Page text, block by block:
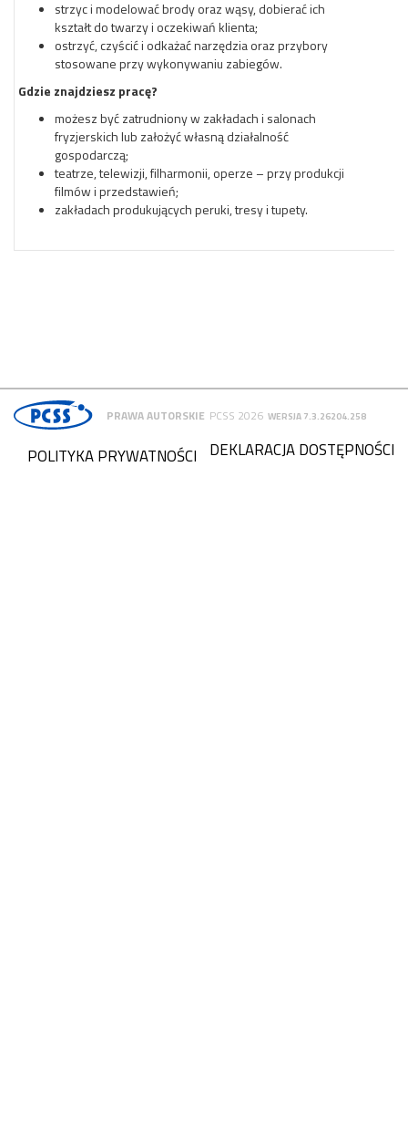
strzyc i modelować brody oraz wąsy, dobierać ich
kształt do twarzy i oczekiwań klienta;
ostrzyć, czyścić i odkażać narzędzia oraz przybory
stosowane przy wykonywaniu zabiegów.
Gdzie znajdziesz pracę?
możesz być zatrudniony w zakładach i salonach
fryzjerskich lub założyć własną działalność
gospodarczą;
teatrze, telewizji, filharmonii, operze – przy produkcji
filmów i przedstawień;
zakładach produkujących peruki, tresy i tupety.
PRAWA AUTORSKIE PCSS 2026 WERSJA 7.3.26204.258
DEKLARACJA DOSTĘPNOŚCI
POLITYKA PRYWATNOŚCI